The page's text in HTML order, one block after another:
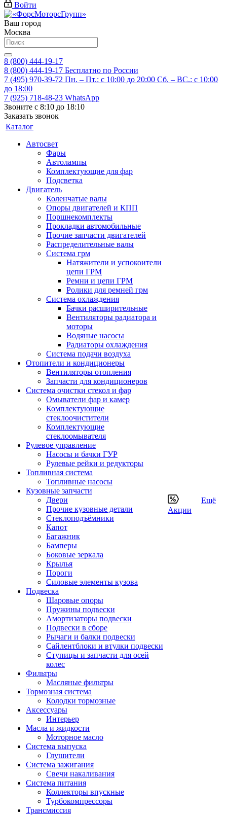
Войти
Ваш город
Москва
8 (800) 444-19-17
8 (800) 444-19-17 Бесплатно по России
7 (495) 970-39-72 Пн. – Пт.: с 10:00 до 20:00 Сб. – ВС.: c 10:00
до 18:00
7 (925) 718-48-23 WhatsApp
Звоните с 8:10 до 18:10
Заказать звонок
Каталог
Автосвет
Фары
Автолампы
Комплектующие для фар
Подсветка
Двигатель
Коленчатые валы
Опоры двигателей и КПП
Поршнекомплекты
Прокладки автомобильные
Прочие запчасти двигателей
Распределительные валы
Система грм
Натяжители и успокоители
цепи ГРМ
Ремни и цепи ГРМ
Ролики для ремней грм
Система охлаждения
Бачки расширительные
Вентиляторы радиатора и
моторы
Водяные насосы
Радиаторы охлаждения
Система подачи воздуха
Отопители и кондиционеры
Вентиляторы отопления
Запчасти для кондиционеров
Система очистки стекол и фар
Омыватели фар и камер
Комплектующие
стеклоочистители
Комплектующие
стеклоомывателя
Рулевое управление
Насосы и бачки ГУР
Рулевые рейки и редукторы
Топливная система
Топливные насосы
Кузовные запчасти
Двери
Прочие кузовные детали
Стеклоподъёмники
Капот
Багажник
Бамперы
Боковые зеркала
Крылья
Пороги
Силовые элементы кузова
Подвеска
Шаровые опоры
Пружины подвески
Амортизаторы подвески
Подвески в сборе
Рычаги и балки подвески
Сайлентблоки и втулки подвески
Ступицы и запчасти для осей
колес
Фильтры
Масляные фильтры
Тормозная система
Колодки тормозные
Аксессуары
Интерьер
Масла и жидкости
Моторное масло
Система выпуска
Глушители
Система зажигания
Свечи накаливания
Система питания
Коллекторы впускные
Турбокомпрессоры
Трансмиссия
Акции
Ещё